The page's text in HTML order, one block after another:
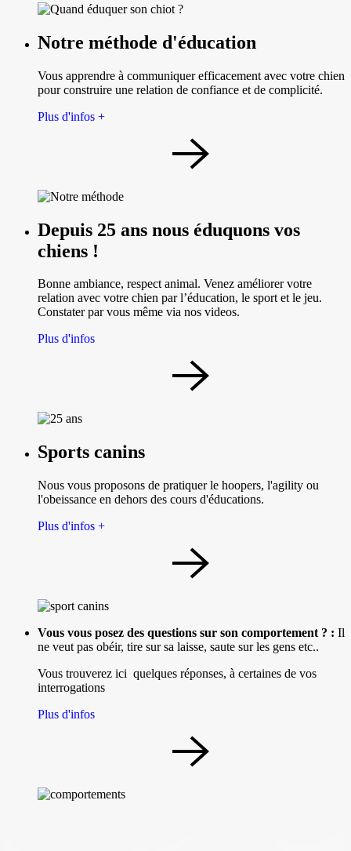
Notre méthode d'éducation
Vous apprendre à communiquer efficacement avec votre chien
pour construire une relation de confiance et de complicité.
Plus d'infos +
Depuis 25 ans nous éduquons vos
chiens !
Bonne ambiance, respect animal. Venez améliorer votre
relation avec votre chien par l’éducation, le sport et le jeu.
Constater par vous même via nos videos.
Plus d'infos
Sports canins
Nous vous proposons de pratiquer le hoopers, l'agility ou
l'obeissance en dehors des cours d'éducations.
Plus d'infos +
Vous vous posez des questions sur son comportement ? : Il
ne veut pas obéir, tire sur sa laisse, saute sur les gens etc..
Vous trouverez ici quelques réponses, à certaines de vos
interrogations
Plus d'infos